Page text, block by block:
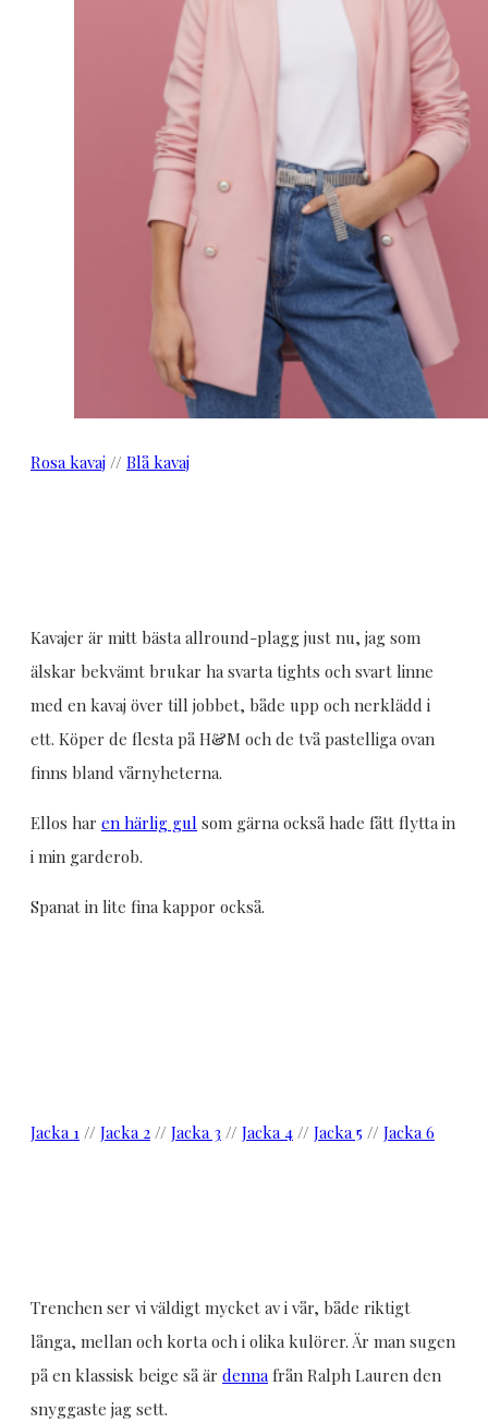
Rosa kavaj // Blå kavaj
Kavajer är mitt bästa allround-plagg just nu, jag som
älskar bekvämt brukar ha svarta tights och svart linne
med en kavaj över till jobbet, både upp och nerklädd i
ett. Köper de flesta på H&M och de två pastelliga ovan
finns bland vårnyheterna.
Ellos har en härlig gul som gärna också hade fått flytta in
i min garderob.
Spanat in lite fina kappor också.
Jacka 1 // Jacka 2 // Jacka 3 // Jacka 4 // Jacka 5 // Jacka 6
Trenchen ser vi väldigt mycket av i vår, både riktigt
långa, mellan och korta och i olika kulörer. Är man sugen
på en klassisk beige så är denna från Ralph Lauren den
snyggaste jag sett.